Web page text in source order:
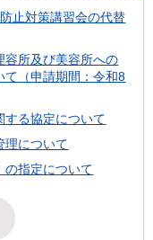
止対策講習会の代替
容所及び美容所への
て（申請期間：令和8
する協定について
理について
の指定について